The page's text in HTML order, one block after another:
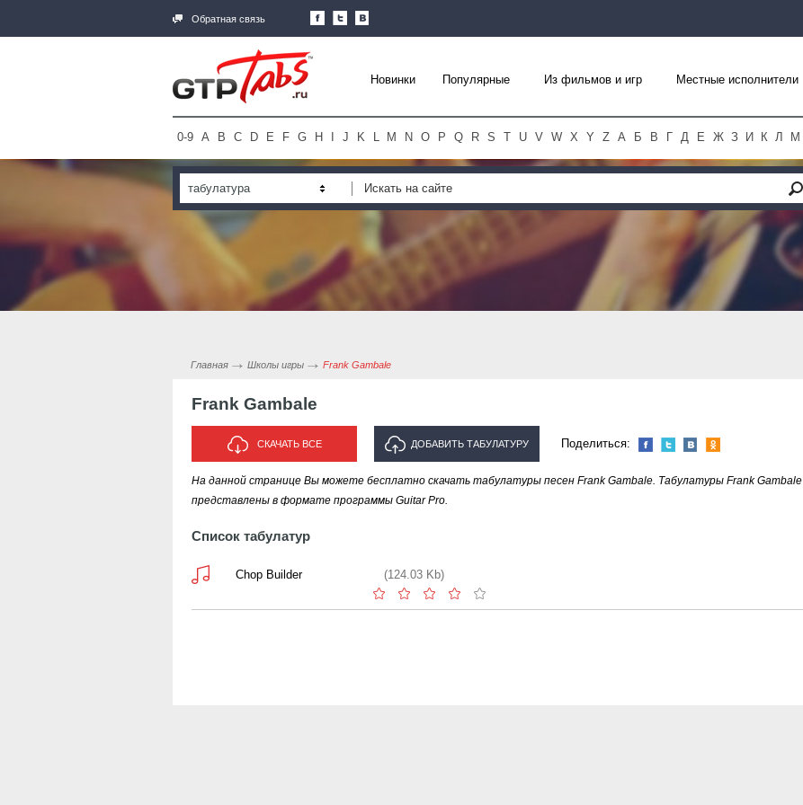
Обратная связь
Новинки Популярные Из фильмов и игр Местные исполнители
0-9 A B C D E F G H J K L M N O P Q R S T U V W X Y Z А Б В Г Д Е Ж З И К Л М
табулатура
Главная Школы игры Frank Gambale
Frank Gambale
СКАЧАТЬ ВСЕ ДОБАВИТЬ ТАБУЛАТУРУ
ИСПОЛНИТЕЛЯ "FRANK
Поделиться:
На данной странице Вы можете бесплатно скачать табулатуры песен Frank Gambale. Табулатуры Frank Gambale
представлены в формате программы Guitar Pro.
Список табулатур
Chop Builder (124.03 Kb)